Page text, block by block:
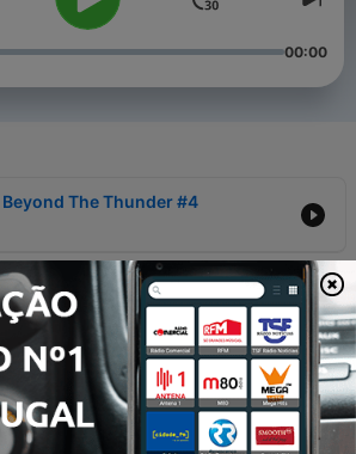
00:00
Beyond The Thunder #4
Murphys
That Harness The Sound of